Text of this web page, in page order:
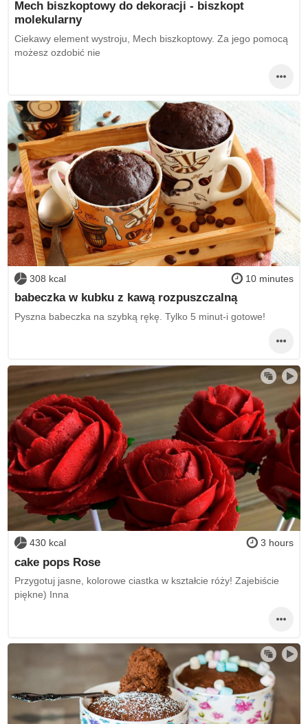
Mech biszkoptowy do dekoracji - biszkopt
molekularny
Ciekawy element wystroju, Mech biszkoptowy. Za jego pomocą
możesz ozdobić nie
308 kcal 10 minutes
babeczka w kubku z kawą rozpuszczalną
Pyszna babeczka na szybką rękę. Tylko 5 minut-i gotowe!
430 kcal 3 hours
cake pops Rose
Przygotuj jasne, kolorowe ciastka w kształcie róży! Zajebiście
piękne) Inna